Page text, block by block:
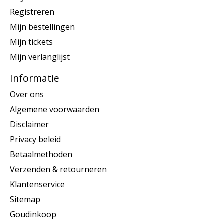
Registreren
Mijn bestellingen
Mijn tickets
Mijn verlanglijst
Informatie
Over ons
Algemene voorwaarden
Disclaimer
Privacy beleid
Betaalmethoden
Verzenden & retourneren
Klantenservice
Sitemap
Goudinkoop